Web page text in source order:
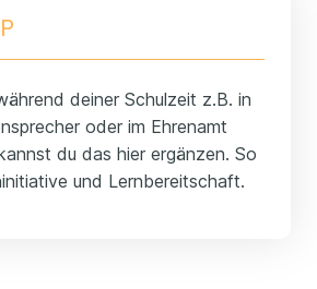
deiner Schulzeit z.B. in
oder im Ehrenamt
du das hier ergänzen. So
und Lernbereitschaft.